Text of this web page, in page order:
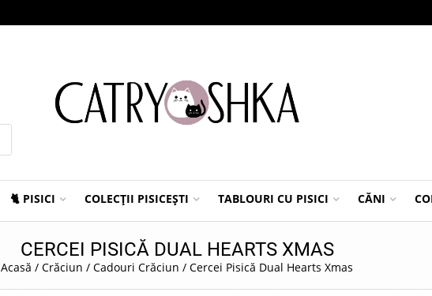
🐈 PISICI COLECȚII PISICEȘTI TABLOURI CU PISICI CĂNI
CERCEI PISICĂ DUAL HEARTS XMAS
Acasă / Crăciun / Cadouri Crăciun / Cercei Pisică Dual Hearts Xmas